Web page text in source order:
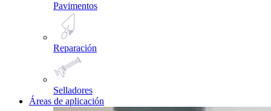
Pavimentos
Reparación
Selladores
Áreas de aplicación